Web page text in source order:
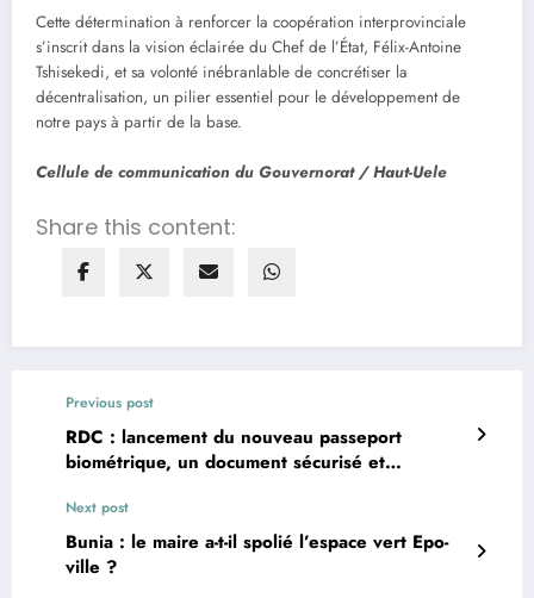
Cette détermination à renforcer la coopération interprovinciale
s’inscrit dans la vision éclairée du Chef de l’État, Félix-Antoine
Tshisekedi, et sa volonté inébranlable de concrétiser la
décentralisation, un pilier essentiel pour le développement de
notre pays à partir de la base.
Cellule de communication du Gouvernorat / Haut-Uele
Share this content:
Previous post
RDC : lancement du nouveau passeport
biométrique, un document sécurisé et
Next post
Bunia : le maire a-t-il spolié l’espace vert Epo-
ville ?